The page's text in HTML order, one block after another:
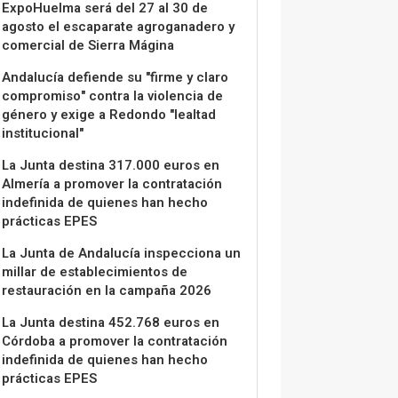
ExpoHuelma será del 27 al 30 de
agosto el escaparate agroganadero y
comercial de Sierra Mágina
Andalucía defiende su "firme y claro
compromiso" contra la violencia de
género y exige a Redondo "lealtad
institucional"
La Junta destina 317.000 euros en
Almería a promover la contratación
indefinida de quienes han hecho
prácticas EPES
La Junta de Andalucía inspecciona un
millar de establecimientos de
restauración en la campaña 2026
La Junta destina 452.768 euros en
Córdoba a promover la contratación
indefinida de quienes han hecho
prácticas EPES